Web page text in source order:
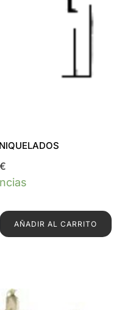
€
NIQUELADOS
AÑADIR AL CARRITO